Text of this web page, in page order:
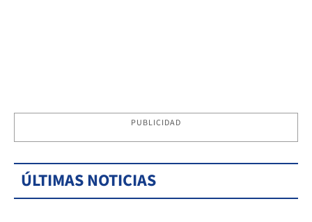
PUBLICIDAD
ÚLTIMAS NOTICIAS